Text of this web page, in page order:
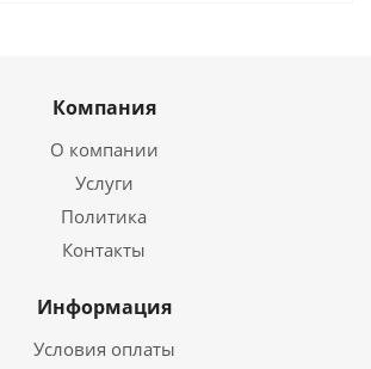
Компания
О компании
Услуги
Политика
Контакты
Информация
Условия оплаты